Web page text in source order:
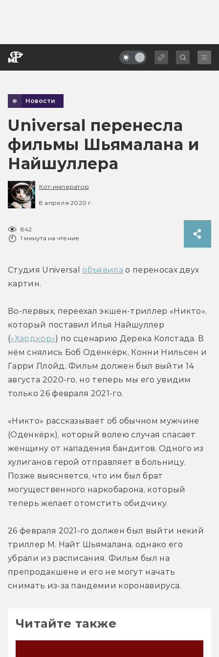
Новости
Universal перенесла
фильмы Шьямалана и
Найшуллера
Кот-император
8 апреля 2020 г.
842
1 минута на чтение
Студия Universal объявила о переносах двух
картин.
Во-первых, переехал экшен-триллер «Никто»,
который поставил Илья Найшуллер
(«Хардкор») по сценарию Дерека Колстада. В
нём снялись Боб Оденкёрк, Конни Нильсен и
Гарри Ллойд. Фильм должен был выйти 14
августа 2020-го, но теперь мы его увидим
только 26 февраля 2021-го.
«Никто» рассказывает об обычном мужчине
(Оденкёрк), который волею случая спасает
женщину от нападения бандитов. Одного из
хулиганов герой отправляет в больницу.
Позже выясняется, что им был брат
могущественного наркобарона, который
теперь желает отомстить обидчику.
26 февраля 2021-го должен был выйти некий
триллер М. Найт Шьямалана, однако его
убрали из расписания. Фильм был на
препродакшене и его не могут начать
снимать из-за пандемии коронавируса.
Читайте также